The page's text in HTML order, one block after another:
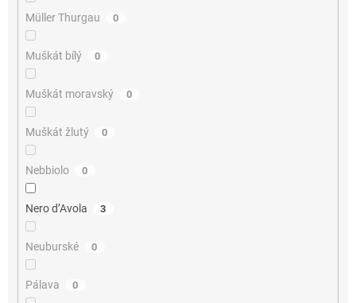
Müller Thurgau 0
Muškát bílý 0
Muškát moravský 0
Muškát žlutý 0
Nebbiolo 0
Nero d’Avola 3
Neuburské 0
Pálava 0